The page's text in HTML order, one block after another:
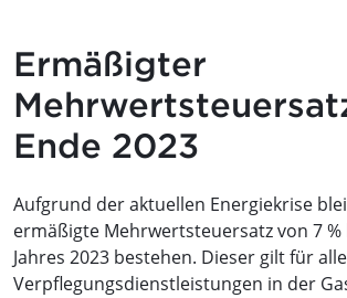
Ermäßigter
Ende 2023
Aufgrund der aktuellen Energiekrise
ermäßigte Mehrwertsteuersatz von 7 %
Jahres 2023 bestehen. Dieser gilt für
Verpflegungsdienstleistungen in der